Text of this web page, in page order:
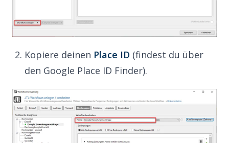
Kopiere deinen Place ID (findest du über
den Google Place ID Finder).